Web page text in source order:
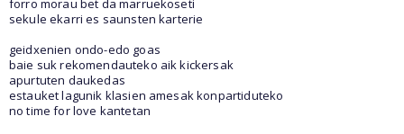
forro morau bet da marruekoseti
sekule ekarri es saunsten karterie
geidxenien ondo-edo goas
baie suk rekomendauteko aik kickersak
apurtuten daukedas
estauket lagunik klasien amesak konpartiduteko
no time for love kantetan